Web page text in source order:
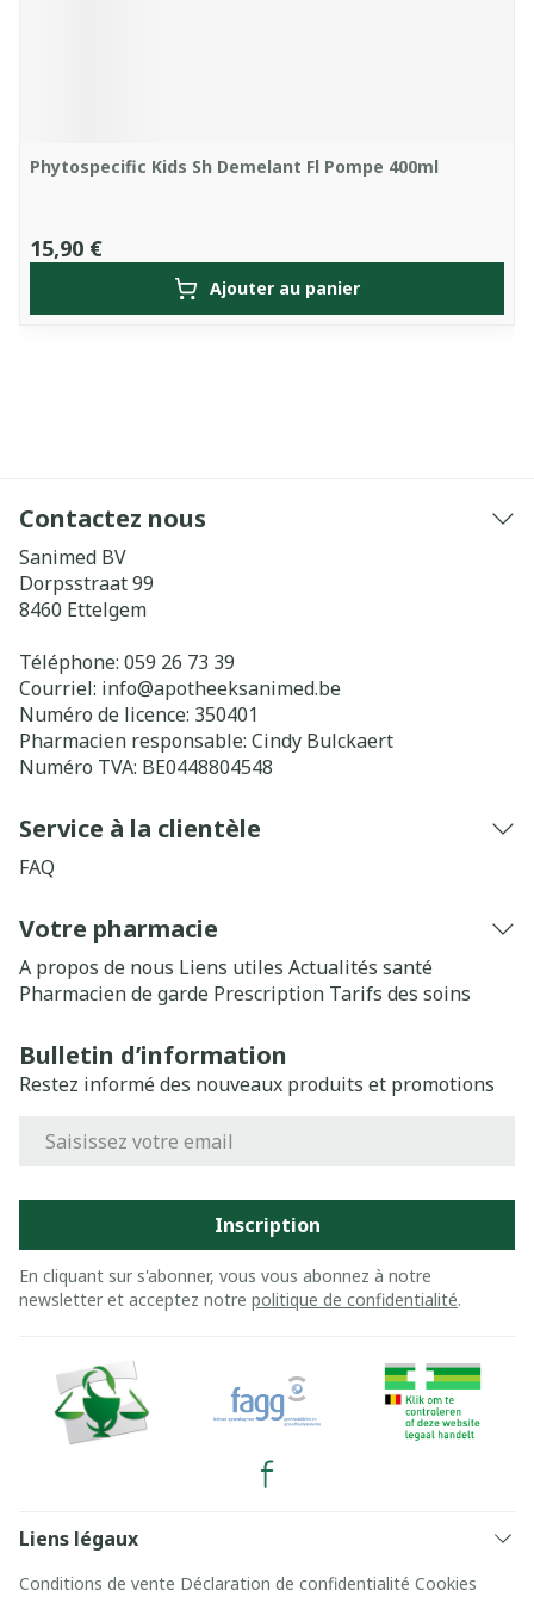
Phytospecific Kids Sh Demelant Fl Pompe 400ml
15,90 €
Ajouter au panier
Contactez nous
Sanimed BV
Dorpsstraat 99
8460 Ettelgem
Téléphone: 059 26 73 39
Courriel: info@apotheeksanimed.be
Numéro de licence: 350401
Pharmacien responsable: Cindy Bulckaert
Numéro TVA: BE0448804548
Service à la clientèle
FAQ
Votre pharmacie
A propos de nous Liens utiles Actualités santé
Pharmacien de garde Prescription Tarifs des soins
Bulletin d’information
Restez informé des nouveaux produits et promotions
Inscription
En cliquant sur s'abonner, vous vous abonnez à notre
newsletter et acceptez notre politique de confidentialité.
Liens légaux
Conditions de vente Déclaration de confidentialité Cookies